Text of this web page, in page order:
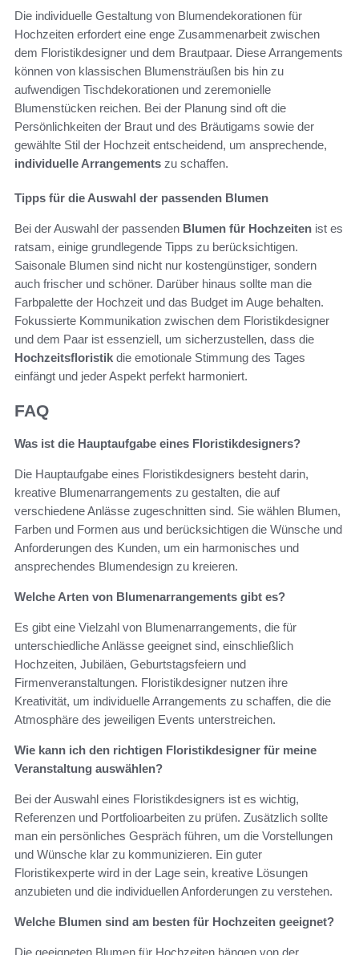
Die individuelle Gestaltung von Blumendekorationen für
Hochzeiten erfordert eine enge Zusammenarbeit zwischen
dem Floristikdesigner und dem Brautpaar. Diese Arrangements
können von klassischen Blumensträußen bis hin zu
aufwendigen Tischdekorationen und zeremonielle
Blumenstücken reichen. Bei der Planung sind oft die
Persönlichkeiten der Braut und des Bräutigams sowie der
gewählte Stil der Hochzeit entscheidend, um ansprechende,
individuelle Arrangements zu schaffen.
Tipps für die Auswahl der passenden Blumen
Bei der Auswahl der passenden Blumen für Hochzeiten ist es
ratsam, einige grundlegende Tipps zu berücksichtigen.
Saisonale Blumen sind nicht nur kostengünstiger, sondern
auch frischer und schöner. Darüber hinaus sollte man die
Farbpalette der Hochzeit und das Budget im Auge behalten.
Fokussierte Kommunikation zwischen dem Floristikdesigner
und dem Paar ist essenziell, um sicherzustellen, dass die
Hochzeitsfloristik die emotionale Stimmung des Tages
einfängt und jeder Aspekt perfekt harmoniert.
FAQ
Was ist die Hauptaufgabe eines Floristikdesigners?
Die Hauptaufgabe eines Floristikdesigners besteht darin,
kreative Blumenarrangements zu gestalten, die auf
verschiedene Anlässe zugeschnitten sind. Sie wählen Blumen,
Farben und Formen aus und berücksichtigen die Wünsche und
Anforderungen des Kunden, um ein harmonisches und
ansprechendes Blumendesign zu kreieren.
Welche Arten von Blumenarrangements gibt es?
Es gibt eine Vielzahl von Blumenarrangements, die für
unterschiedliche Anlässe geeignet sind, einschließlich
Hochzeiten, Jubiläen, Geburtstagsfeiern und
Firmenveranstaltungen. Floristikdesigner nutzen ihre
Kreativität, um individuelle Arrangements zu schaffen, die die
Atmosphäre des jeweiligen Events unterstreichen.
Wie kann ich den richtigen Floristikdesigner für meine
Veranstaltung auswählen?
Bei der Auswahl eines Floristikdesigners ist es wichtig,
Referenzen und Portfolioarbeiten zu prüfen. Zusätzlich sollte
man ein persönliches Gespräch führen, um die Vorstellungen
und Wünsche klar zu kommunizieren. Ein guter
Floristikexperte wird in der Lage sein, kreative Lösungen
anzubieten und die individuellen Anforderungen zu verstehen.
Welche Blumen sind am besten für Hochzeiten geeignet?
Die geeigneten Blumen für Hochzeiten hängen von der